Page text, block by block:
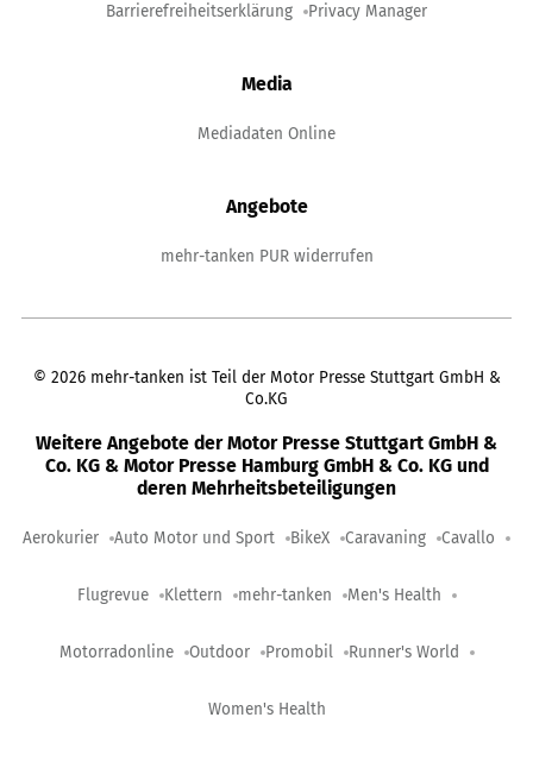
Barrierefreiheitserklärung Privacy Manager
Media
Mediadaten Online
Angebote
mehr-tanken PUR widerrufen
© 2026 mehr-tanken ist Teil der Motor Presse Stuttgart GmbH &
Co.KG
Weitere Angebote der Motor Presse Stuttgart GmbH &
Co. KG & Motor Presse Hamburg GmbH & Co. KG und
deren Mehrheitsbeteiligungen
Aerokurier Auto Motor und Sport BikeX Caravaning Cavallo
Flugrevue Klettern mehr-tanken Men's Health
Motorradonline Outdoor Promobil Runner's World
Women's Health